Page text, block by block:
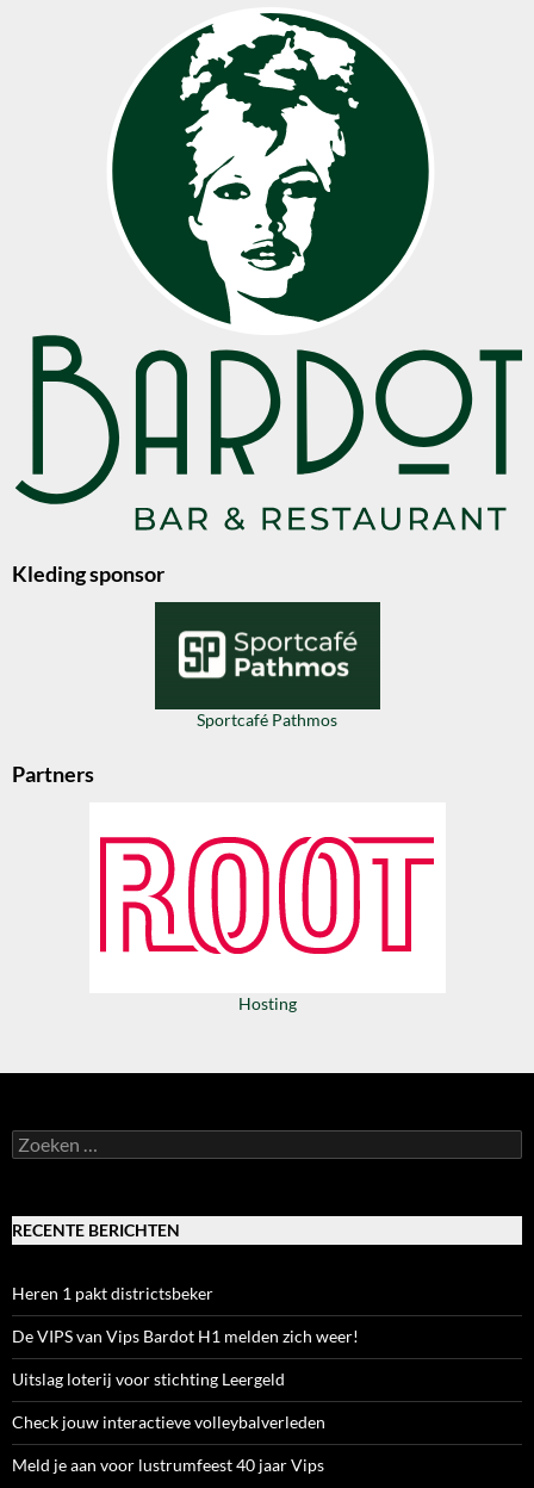
Kleding sponsor
Sportcafé Pathmos
Partners
Hosting
Zoeken
naar:
RECENTE BERICHTEN
Heren 1 pakt districtsbeker
De VIPS van Vips Bardot H1 melden zich weer!
Uitslag loterij voor stichting Leergeld
Check jouw interactieve volleybalverleden
Meld je aan voor lustrumfeest 40 jaar Vips